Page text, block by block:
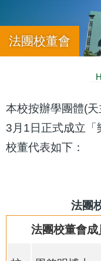
法團校董會
本校按辦學團體(
3月1日正式成立「
校董代表如下：
法團
法團校董會成